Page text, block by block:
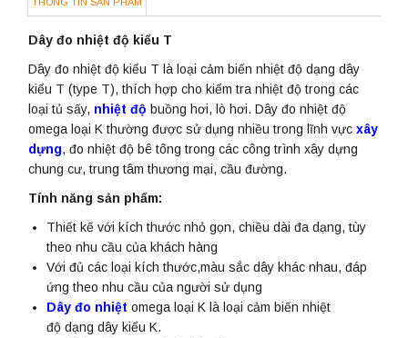
Dây đo nhiệt độ kiểu T
Dây đo nhiệt độ kiểu T là loại cảm biến nhiệt độ dạng dây
kiểu T (type T), thích hợp cho kiểm tra nhiệt độ trong các
loại tủ sấy, nhiệt độ buồng hơi, lò hơi. Dây đo nhiệt độ
omega loại K thường được sử dụng nhiều trong lĩnh vực xây
dựng, đo nhiệt độ bê tông trong các công trình xây dựng
chung cư, trung tâm thương mại, cầu đường.
Tính năng sản phẩm:
Thiết kế với kích thước nhỏ gọn, chiều dài đa dạng, tùy
theo nhu cầu của khách hàng
Với đủ các loại kích thước,màu sắc dây khác nhau, đáp
ứng theo nhu cầu của người sử dụng
Dây đo nhiệt omega loại K là loại cảm biến nhiệt
độ dạng dây kiểu K.